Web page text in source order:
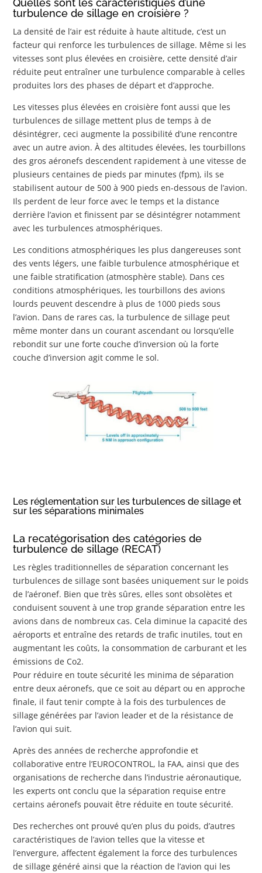
turbulence de sillage en croisière ?
La densité de l’air est réduite à haute altitude, c’est un
facteur qui renforce les turbulences de sillage. Même si les
vitesses sont plus élevées en croisière, cette densité d’air
réduite peut entraîner une turbulence comparable à celles
produites lors des phases de départ et d’approche.
Les vitesses plus élevées en croisière font aussi que les
turbulences de sillage mettent plus de temps à de
désintégrer, ceci augmente la possibilité d’une rencontre
avec un autre avion. À des altitudes élevées, les tourbillons
des gros aéronefs descendent rapidement à une vitesse de
plusieurs centaines de pieds par minutes (fpm), ils se
stabilisent autour de 500 à 900 pieds en-dessous de l’avion.
Ils perdent de leur force avec le temps et la distance
derrière l’avion et finissent par se désintégrer notamment
avec les turbulences atmosphériques.
Les conditions atmosphériques les plus dangereuses sont
des vents légers, une faible turbulence atmosphérique et
une faible stratification (atmosphère stable). Dans ces
conditions atmosphériques, les tourbillons des avions
lourds peuvent descendre à plus de 1000 pieds sous
l’avion. Dans de rares cas, la turbulence de sillage peut
même monter dans un courant ascendant ou lorsqu’elle
rebondit sur une forte couche d’inversion où la forte
couche d’inversion agit comme le sol.
Les réglementation sur les turbulences de sillage et
sur les séparations minimales
La recatégorisation des catégories de
turbulence de sillage (RECAT)
Les règles traditionnelles de séparation concernant les
turbulences de sillage sont basées uniquement sur le poids
de l’aéronef. Bien que très sûres, elles sont obsolètes et
conduisent souvent à une trop grande séparation entre les
avions dans de nombreux cas. Cela diminue la capacité des
aéroports et entraîne des retards de trafic inutiles, tout en
augmentant les coûts, la consommation de carburant et les
émissions de Co2.
Pour réduire en toute sécurité les minima de séparation
entre deux aéronefs, que ce soit au départ ou en approche
finale, il faut tenir compte à la fois des turbulences de
sillage générées par l’avion leader et de la résistance de
l’avion qui suit.
Après des années de recherche approfondie et
collaborative entre l’EUROCONTROL, la FAA, ainsi que des
organisations de recherche dans l’industrie aéronautique,
les experts ont conclu que la séparation requise entre
certains aéronefs pouvait être réduite en toute sécurité.
Des recherches ont prouvé qu’en plus du poids, d’autres
caractéristiques de l’avion telles que la vitesse et
l’envergure, affectent également la force des turbulences
de sillage généré ainsi que la réaction de l’avion qui les